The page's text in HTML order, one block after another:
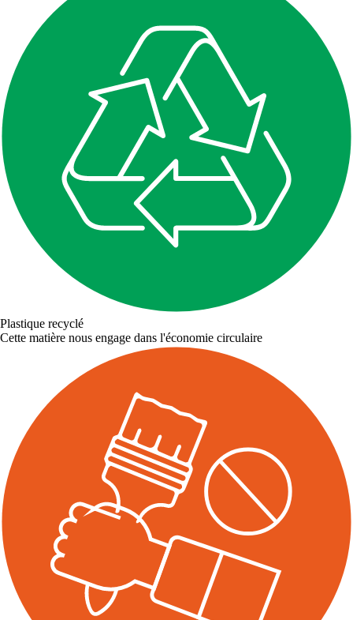
Plastique recyclé
Cette matière nous engage dans l'économie circulaire